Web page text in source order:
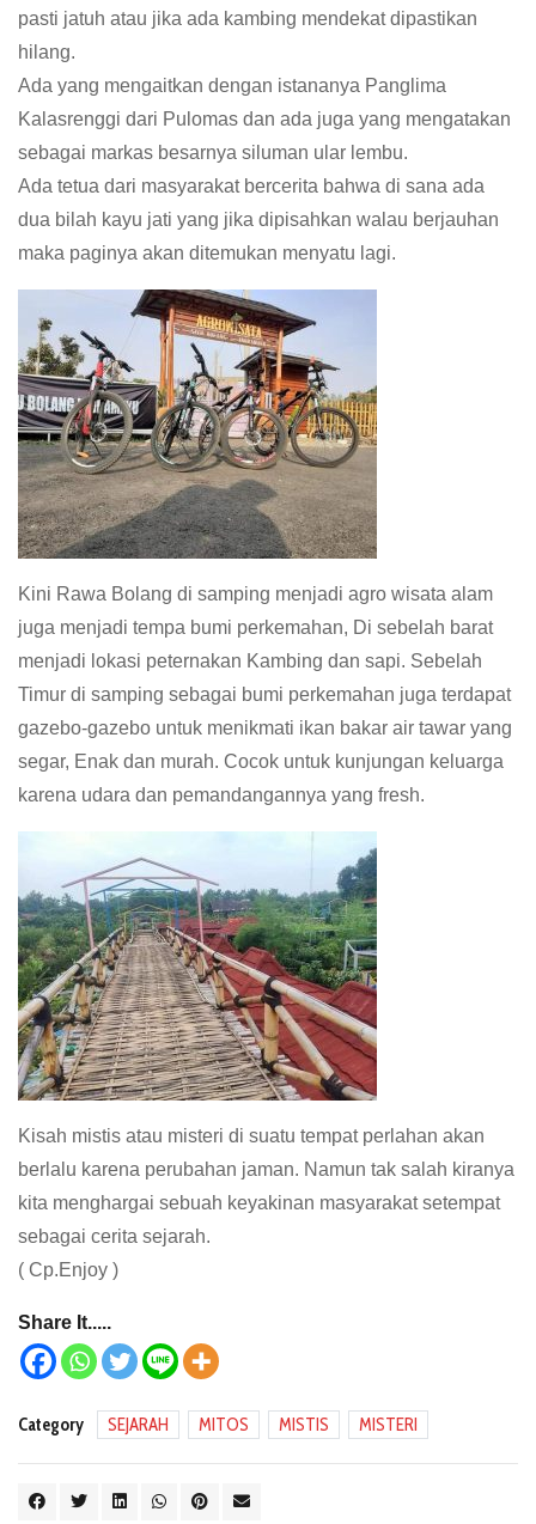
pasti jatuh atau jika ada kambing mendekat dipastikan
hilang.
Ada yang mengaitkan dengan istananya Panglima
Kalasrenggi dari Pulomas dan ada juga yang mengatakan
sebagai markas besarnya siluman ular lembu.
Ada tetua dari masyarakat bercerita bahwa di sana ada
dua bilah kayu jati yang jika dipisahkan walau berjauhan
maka paginya akan ditemukan menyatu lagi.
Kini Rawa Bolang di samping menjadi agro wisata alam
juga menjadi tempa bumi perkemahan, Di sebelah barat
menjadi lokasi peternakan Kambing dan sapi. Sebelah
Timur di samping sebagai bumi perkemahan juga terdapat
gazebo-gazebo untuk menikmati ikan bakar air tawar yang
segar, Enak dan murah. Cocok untuk kunjungan keluarga
karena udara dan pemandangannya yang fresh.
Kisah mistis atau misteri di suatu tempat perlahan akan
berlalu karena perubahan jaman. Namun tak salah kiranya
kita menghargai sebuah keyakinan masyarakat setempat
sebagai cerita sejarah.
( Cp.Enjoy )
Share It.....
Category SEJARAH MITOS MISTIS MISTERI